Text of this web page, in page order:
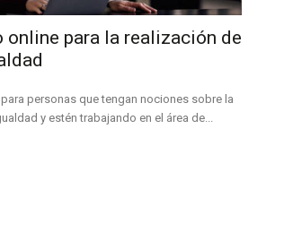
online para la realización de
personas que tengan nociones sobre la
y estén trabajando en el área de...